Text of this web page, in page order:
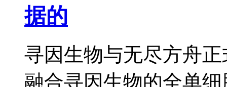
据的
寻因生物与无尽方舟
融合寻因生物的全单